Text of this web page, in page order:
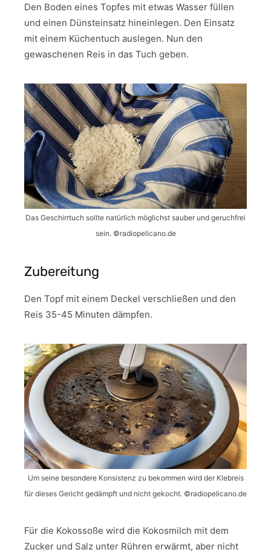
Den Boden eines Topfes mit etwas Wasser füllen
und einen Dünsteinsatz hineinlegen. Den Einsatz
mit einem Küchentuch auslegen. Nun den
gewaschenen Reis in das Tuch geben.
Das Geschirrtuch sollte natürlich möglichst sauber und geruchfrei
sein. ©radiopelicano.de
Zubereitung
Den Topf mit einem Deckel verschließen und den
Reis 35-45 Minuten dämpfen.
Um seine besondere Konsistenz zu bekommen wird der Klebreis
für dieses Gericht gedämpft und nicht gekocht. ©radiopelicano.de
Für die Kokossoße wird die Kokosmilch mit dem
Zucker und Salz unter Rühren erwärmt, aber nicht